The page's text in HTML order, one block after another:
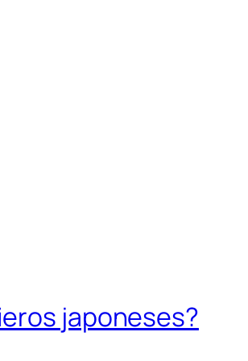
japoneses?